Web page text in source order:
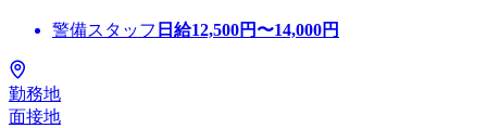
警備スタッフ 日給12,500円〜14,000円
勤務地
面接地